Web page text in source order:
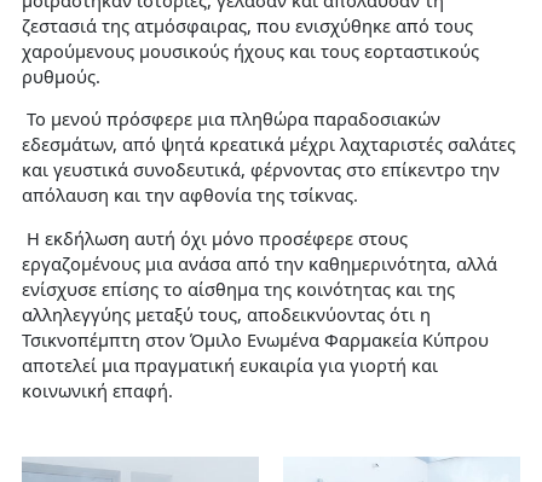
ζεστασιά της ατμόσφαιρας, που ενισχύθηκε από τους
χαρούμενους μουσικούς ήχους και τους εορταστικούς
ρυθμούς.
Το μενού πρόσφερε μια πληθώρα παραδοσιακών
εδεσμάτων, από ψητά κρεατικά μέχρι λαχταριστές σαλάτες
και γευστικά συνοδευτικά, φέρνοντας στο επίκεντρο την
απόλαυση και την αφθονία της τσίκνας.
Η εκδήλωση αυτή όχι μόνο προσέφερε στους
εργαζομένους μια ανάσα από την καθημερινότητα, αλλά
ενίσχυσε επίσης το αίσθημα της κοινότητας και της
αλληλεγγύης μεταξύ τους, αποδεικνύοντας ότι η
Τσικνοπέμπτη στον Όμιλο Ενωμένα Φαρμακεία Κύπρου
αποτελεί μια πραγματική ευκαιρία για γιορτή και
κοινωνική επαφή.